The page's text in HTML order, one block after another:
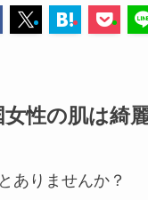
性の肌は綺
ありませんか？